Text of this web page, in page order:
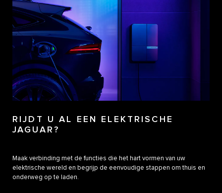
RIJDT U AL EEN ELEKTRISCHE
JAGUAR?
Maak verbinding met de functies die het hart vormen van uw
elektrische wereld en begrijp de eenvoudige stappen om thuis en
onderweg op te laden.